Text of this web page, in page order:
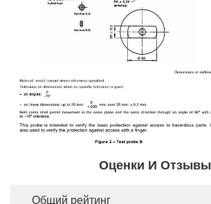
Оценки И Отзывы
Общий рейтинг